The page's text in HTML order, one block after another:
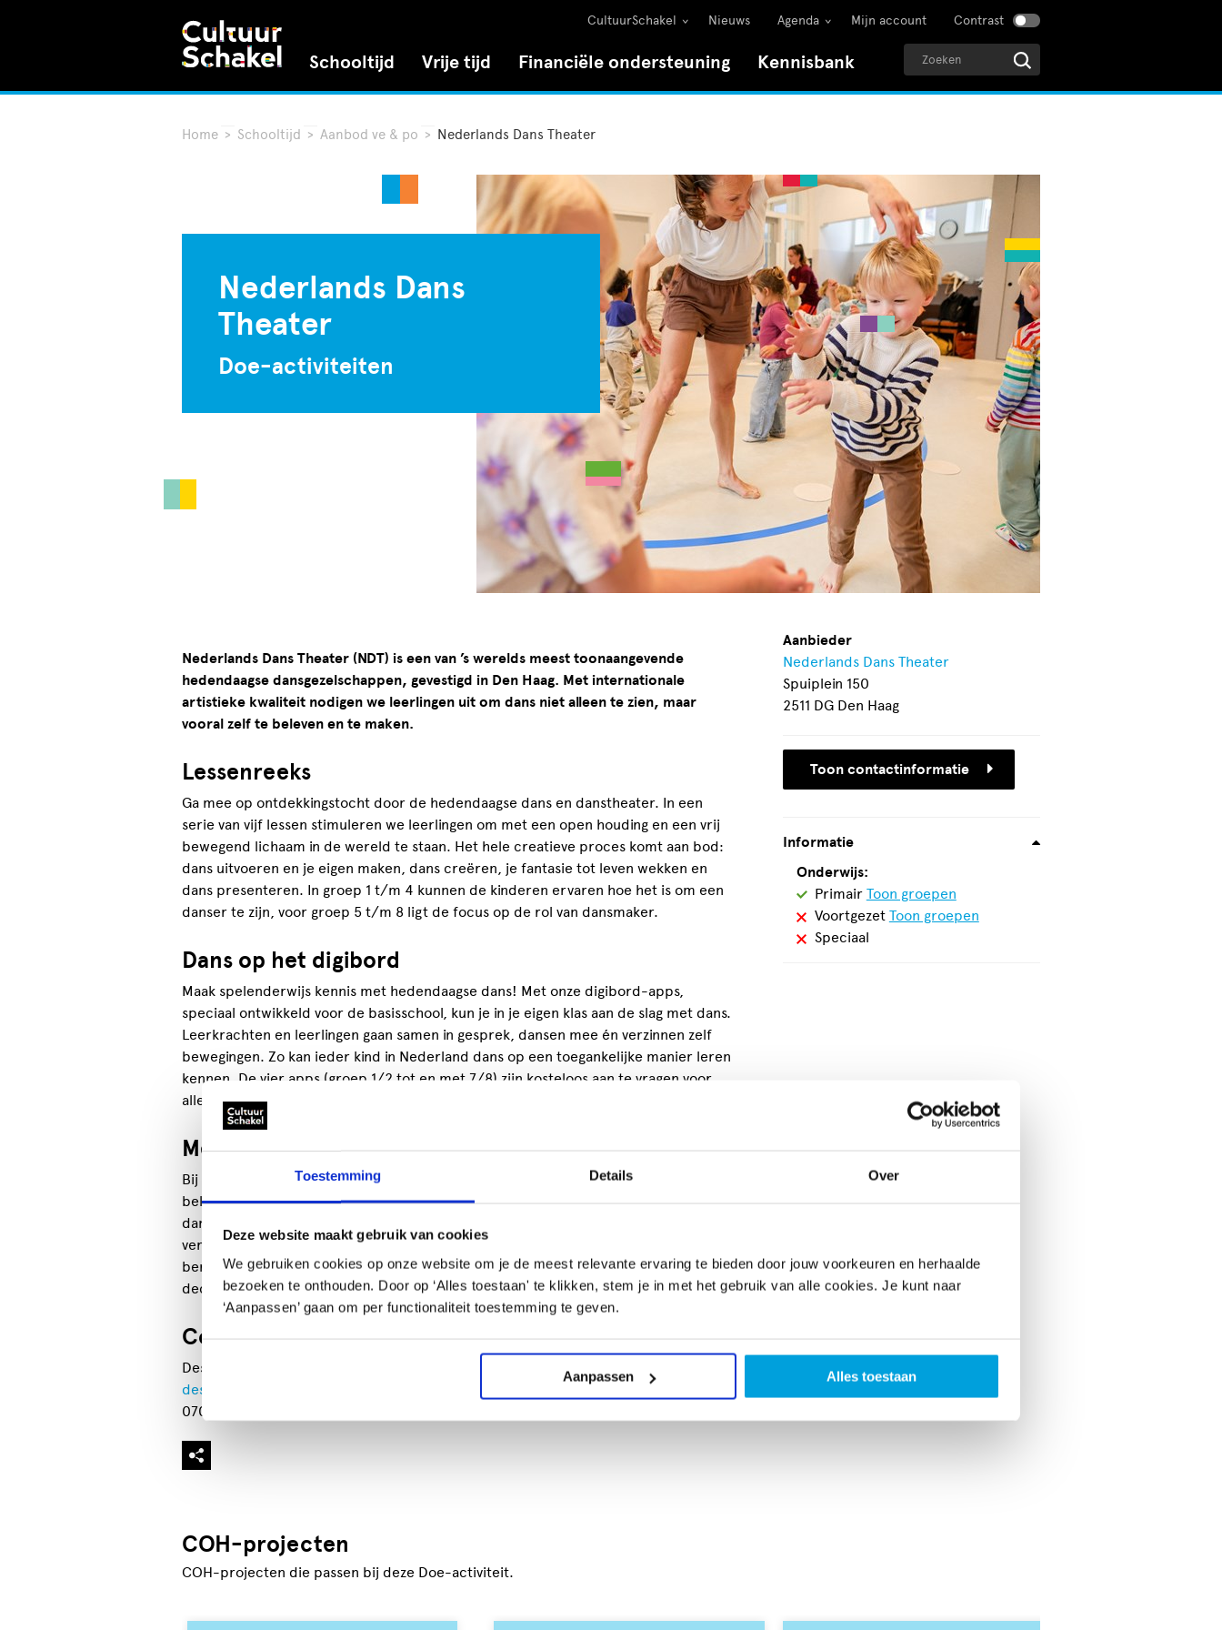
Toestemming Details Over
Deze website maakt gebruik van cookies
We gebruiken cookies op onze website om je de meest relevante ervaring te bieden door jouw voorkeuren en herhaalde
bezoeken te onthouden. Door op ‘Alles toestaan' te klikken, stem je in met het gebruik van alle cookies. Je kunt naar
‘Aanpassen’ gaan om per functionaliteit toestemming te geven.
Aanpassen Alles toestaan
CultuurSchakel Nieuws Agenda Mijn account Contrast
Schooltijd Vrije tijd Financiële ondersteuning Kennisbank
Home > Schooltijd > Aanbod ve & po > Nederlands Dans Theater
Nederlands Dans
Theater
Doe-activiteiten
Nederlands Dans Theater (NDT) is een van ’s werelds meest toonaangevende
hedendaagse dansgezelschappen, gevestigd in Den Haag. Met internationale
artistieke kwaliteit nodigen we leerlingen uit om dans niet alleen te zien, maar
vooral zelf te beleven en te maken.
Lessenreeks
Ga mee op ontdekkingstocht door de hedendaagse dans en danstheater. In een
serie van vijf lessen stimuleren we leerlingen om met een open houding en een vrij
bewegend lichaam in de wereld te staan. Het hele creatieve proces komt aan bod:
dans uitvoeren en je eigen maken, dans creëren, je fantasie tot leven wekken en
dans presenteren. In groep 1 t/m 4 kunnen de kinderen ervaren hoe het is om een
danser te zijn, voor groep 5 t/m 8 ligt de focus op de rol van dansmaker.
Dans op het digibord
Maak spelenderwijs kennis met hedendaagse dans! Met onze digibord-apps,
speciaal ontwikkeld voor de basisschool, kun je in je eigen klas aan de slag met dans.
Leerkrachten en leerlingen gaan samen in gesprek, dansen mee én verzinnen zelf
bewegingen. Zo kan ieder kind in Nederland dans op een toegankelijke manier leren
kennen. De vier apps (groep 1/2 tot en met 7/8) zijn kosteloos aan te vragen voor
alle basisscholen en primair onderwijs koepelorganisaties.
Meerwaarde voor scholen, kinderen en ouders
Bij onze activiteiten komen leerlingen in aanraking met moderne dans vanuit de
beleving van een gezelschap. Dat betekent in de huid kruipen van professionele
danskunstenaars en leren hoe je met beweging, vorm, muziek en samenwerking je
verhaal kunt vertellen. Daarnaast nemen we leerlingen ook mee in gerelateerde
beroepen in de dans/theatersector, zoals kostuummakers, lichttechnici en
decorbouwers.
Contactpersoon
Desirée Veraart
desiree.veraart@ndt.nl
070 880 01 46
Aanbieder
Nederlands Dans Theater
Spuiplein 150
2511 DG Den Haag
Toon contactinformatie
Informatie
Onderwijs:
Geschikt
voor
Primair Toon groepen
Niet
geschikt
Voortgezet Toon groepen
Niet
Speciaal
COH-projecten
COH-projecten die passen bij deze Doe-activiteit.